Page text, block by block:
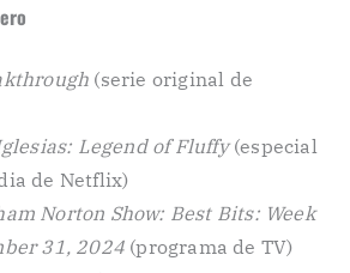
(serie original de
Legend of Fluffy(especial
de Netflix)
Norton Show: Best Bits: Week
31, 2024 (programa de TV)